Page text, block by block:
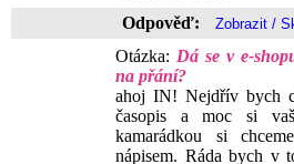
Odpověď:
Otázka: Dá se v e-
na přání?
ahoj IN! Nejdřív bych
časopis a moc si
kamarádkou si
nápisem. Ráda bych v